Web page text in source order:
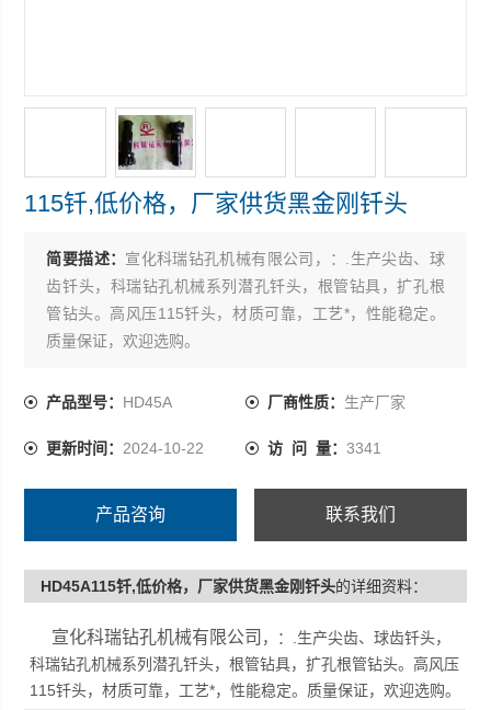
115钎,低价格，厂家供货黑金刚钎头
简要描述： 宣化科瑞钻孔机械有限公司，：.生产尖齿、球
齿钎头，科瑞钻孔机械系列潜孔钎头，根管钻具，扩孔根
管钻头。高风压115钎头，材质可靠，工艺*，性能稳定。
质量保证，欢迎选购。
产品型号： HD45A 厂商性质： 生产厂家
更新时间： 2024-10-22 访 问 量： 3341
产品咨询 联系我们
HD45A115钎,低价格，厂家供货黑金刚钎头的详细资料：
宣化科瑞钻孔机械有限公司 ，：.生产尖齿、球齿钎头，
科瑞钻孔机械系列潜孔钎头，根管钻具，扩孔根管钻头。高风压
115钎头，材质可靠，工艺*，性能稳定。质量保证，欢迎选购。